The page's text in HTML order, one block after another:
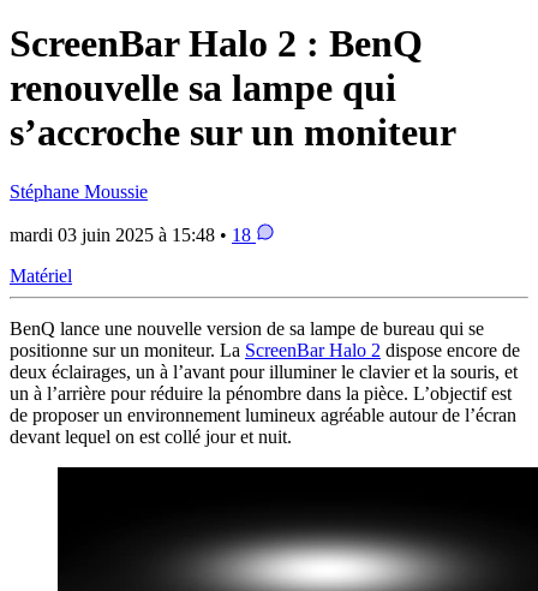
ScreenBar Halo 2 : BenQ
renouvelle sa lampe qui
s’accroche sur un moniteur
Stéphane Moussie
mardi 03 juin 2025 à 15:48 • 18
Matériel
BenQ lance une nouvelle version de sa lampe de bureau qui se
positionne sur un moniteur. La ScreenBar Halo 2 dispose encore de
deux éclairages, un à l’avant pour illuminer le clavier et la souris, et
un à l’arrière pour réduire la pénombre dans la pièce. L’objectif est
de proposer un environnement lumineux agréable autour de l’écran
devant lequel on est collé jour et nuit.